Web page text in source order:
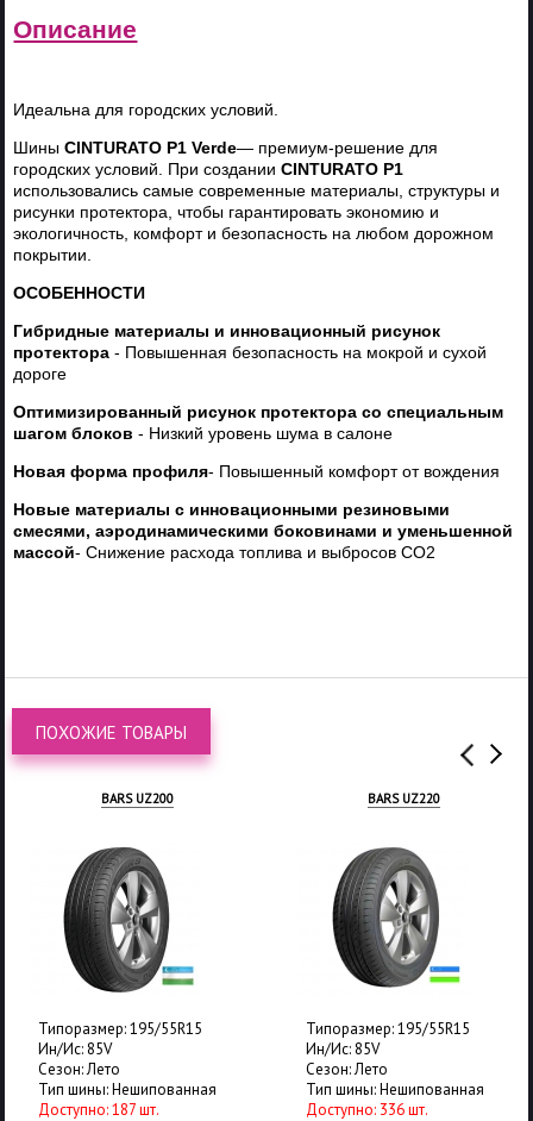
Описание
Идеальна для городских условий.
ШиныCINTURATO P1Verde— премиум-решение для
городских условий. При созданииCINTURATO P1
использовались самые современные материалы, структуры и
рисунки протектора, чтобы гарантировать экономию и
экологичность, комфорт и безопасность на любом дорожном
покрытии.
ОСОБЕННОСТИ
Гибридные материалы и инновационный рисунок
протектора- Повышенная безопасность на мокрой и сухой
дороге
Оптимизированный рисунок протектора со специальным
шагом блоков- Низкий уровень шума в салоне
Новая форма профиля- Повышенный комфорт от вождения
Новые материалы с инновационными резиновыми
смесями, аэродинамическими боковинами и уменьшенной
массой- Снижение расхода топлива и выбросов CO2
ПОХОЖИЕ ТОВАРЫ
BARS UZ200
Типоразмер: 195/55R15
Ин/Ис: 85V
Сезон: Лето
Тип шины: Нешипованная
Доступно: 187 шт.
BARS UZ220
Типоразмер: 195/55R15
Ин/Ис: 85V
Сезон: Лето
Тип шины: Нешипованная
Доступно: 336 шт.